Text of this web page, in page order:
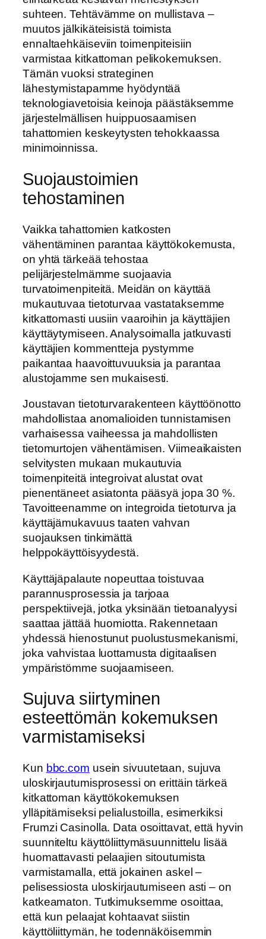
suhteen. Tehtävämme on mullistava –
muutos jälkikäteisistä toimista
ennaltaehkäiseviin toimenpiteisiin
varmistaa kitkattoman pelikokemuksen.
Tämän vuoksi strateginen
lähestymistapamme hyödyntää
teknologiavetoisia keinoja päästäksemme
järjestelmällisen huippuosaamisen
tahattomien keskeytysten tehokkaassa
minimoinnissa.
Suojaustoimien
tehostaminen
Vaikka tahattomien katkosten
vähentäminen parantaa käyttökokemusta,
on yhtä tärkeää tehostaa
pelijärjestelmämme suojaavia
turvatoimenpiteitä. Meidän on käyttää
mukautuvaa tietoturvaa vastataksemme
kitkattomasti uusiin vaaroihin ja käyttäjien
käyttäytymiseen. Analysoimalla jatkuvasti
käyttäjien kommentteja pystymme
paikantaa haavoittuvuuksia ja parantaa
alustojamme sen mukaisesti.
Joustavan tietoturvarakenteen käyttöönotto
mahdollistaa anomalioiden tunnistamisen
varhaisessa vaiheessa ja mahdollisten
tietomurtojen vähentämisen. Viimeaikaisten
selvitysten mukaan mukautuvia
toimenpiteitä integroivat alustat ovat
pienentäneet asiatonta pääsyä jopa 30 %.
Tavoitteenamme on integroida tietoturva ja
käyttäjämukavuus taaten vahvan
suojauksen tinkimättä
helppokäyttöisyydestä.
Käyttäjäpalaute nopeuttaa toistuvaa
parannusprosessia ja tarjoaa
perspektiivejä, jotka yksinään tietoanalyysi
saattaa jättää huomiotta. Rakennetaan
yhdessä hienostunut puolustusmekanismi,
joka vahvistaa luottamusta digitaalisen
ympäristömme suojaamiseen.
Sujuva siirtyminen
esteettömän kokemuksen
varmistamiseksi
Kun bbc.com usein sivuutetaan, sujuva
uloskirjautumisprosessi on erittäin tärkeä
kitkattoman käyttökokemuksen
ylläpitämiseksi pelialustoilla, esimerkiksi
Frumzi Casinolla. Data osoittavat, että hyvin
suunniteltu käyttöliittymäsuunnittelu lisää
huomattavasti pelaajien sitoutumista
varmistamalla, että jokainen askel –
pelisessiosta uloskirjautumiseen asti – on
katkeamaton. Tutkimuksemme osoittaa,
että kun pelaajat kohtaavat siistin
käyttöliittymän, he todennäköisemmin